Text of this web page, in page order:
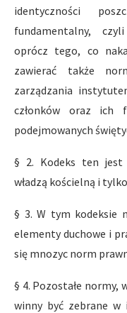
identyczności
fundamentalny,
oprócz tego, co
zawierać także
zarządzania
członków oraz ich
podejmowanych
§ 2. Kodeks ten jest
władzą kościelną i
§ 3. W tym kodeksie
elementy duchowe i
się mnozyc norm
§ 4. Pozostałe
winny być zebrane